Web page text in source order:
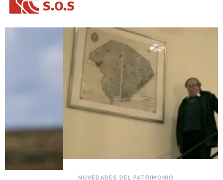
NOVEDADES DEL PATRIMONIO